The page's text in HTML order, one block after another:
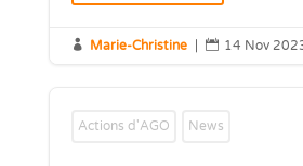
 Marie-Christine  14 Nov
Actions d'AGO News